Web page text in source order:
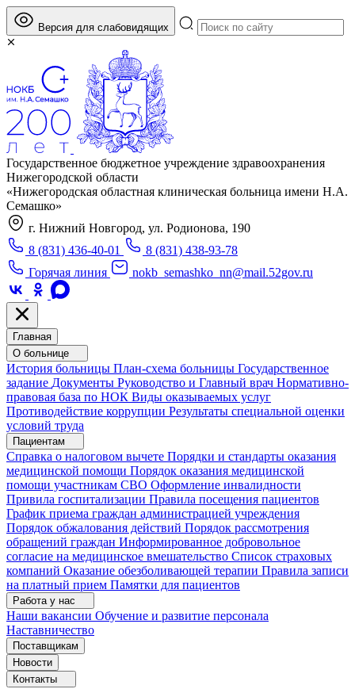
Версия для слабовидящих
Государственное бюджетное учреждение здравоохранения
Нижегородской области
«Нижегородская областная клиническая больница имени Н.А.
Семашко»
г. Нижний Новгород, ул. Родионова, 190
8 (831) 436-40-01
8 (831) 438-93-78
Горячая линия
nokb_semashko_nn@mail.52gov.ru
Главная
О больнице
История больницы План-схема больницы Государственное
задание Документы Руководство и Главный врач Нормативно-
правовая база по НОК Виды оказываемых услуг
Противодействие коррупции Результаты специальной оценки
условий труда
Пациентам
Справка о налоговом вычете Порядки и стандарты оказания
медицинской помощи Порядок оказания медицинской
помощи участникам СВО Оформление инвалидности
Привила госпитализации Правила посещения пациентов
График приема граждан администрацией учреждения
Порядок обжалования действий Порядок рассмотрения
обращений граждан Информированное добровольное
согласие на медицинское вмешательство Список страховых
компаний Оказание обезболивающей терапии Правила записи
на платный прием Памятки для пациентов
Работа у нас
Наши вакансии Обучение и развитие персонала
Наставничество
Поставщикам
Новости
Контакты